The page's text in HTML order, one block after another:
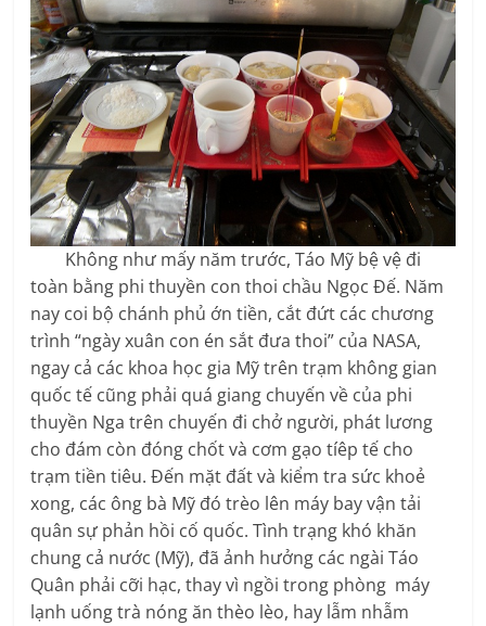
Không như mấy năm trước, Táo Mỹ bệ vệ đi
toàn bằng phi thuyền con thoi chầu Ngọc Đế. Năm
nay coi bộ chánh phủ ớn tiền, cắt đứt các chương
trình “ngày xuân con én sắt đưa thoi” của NASA,
ngay cả các khoa học gia Mỹ trên trạm không gian
quốc tế cũng phải quá giang chuyến về của phi
thuyền Nga trên chuyến đi chở người, phát lương
cho đám còn đóng chốt và cơm gạo tíêp tế cho
trạm tiền tiêu. Đến mặt đất và kiểm tra sức khoẻ
xong, các ông bà Mỹ đó trèo lên máy bay vận tải
quân sự phản hồi cố quốc. Tình trạng khó khăn
chung cả nước (Mỹ), đã ảnh hưởng các ngài Táo
Quân phải cỡi hạc, thay vì ngồi trong phòng máy
lạnh uống trà nóng ăn thèo lèo, hay lẫm nhẫm